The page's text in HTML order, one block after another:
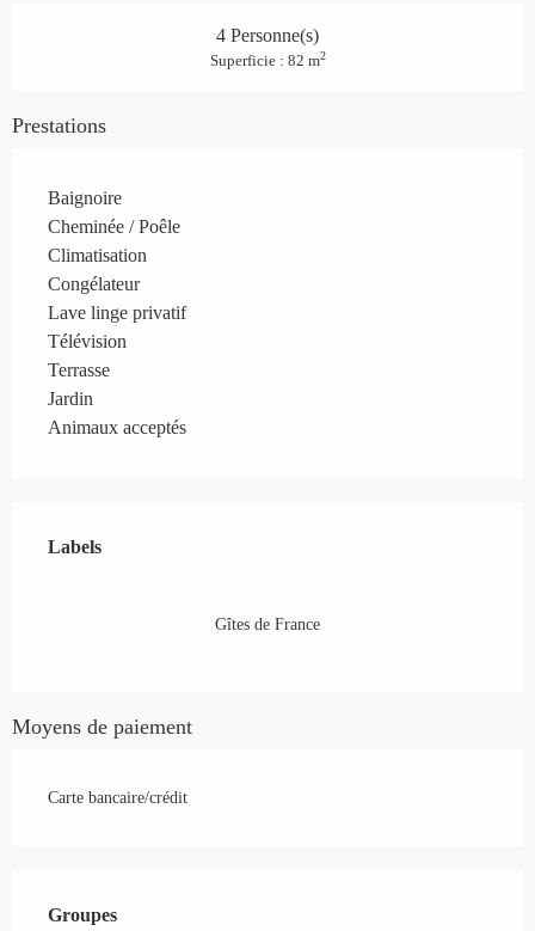
4 Personne(s)
Superficie : 82 m2
Prestations
Baignoire
Cheminée / Poêle
Climatisation
Congélateur
Lave linge privatif
Télévision
Terrasse
Jardin
Animaux acceptés
Labels
Labels
Gîtes de France
Moyens de paiement
Carte bancaire/crédit
Groupes
Groupes